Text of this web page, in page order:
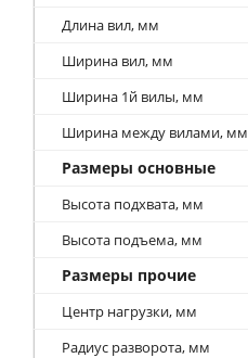
Длина вил, мм
Ширина вил, мм
Ширина 1й вилы, мм
Ширина между вилами, мм
Размеры основные
Высота подхвата, мм
Высота подъема, мм
Размеры прочие
Центр нагрузки, мм
Радиус разворота, мм